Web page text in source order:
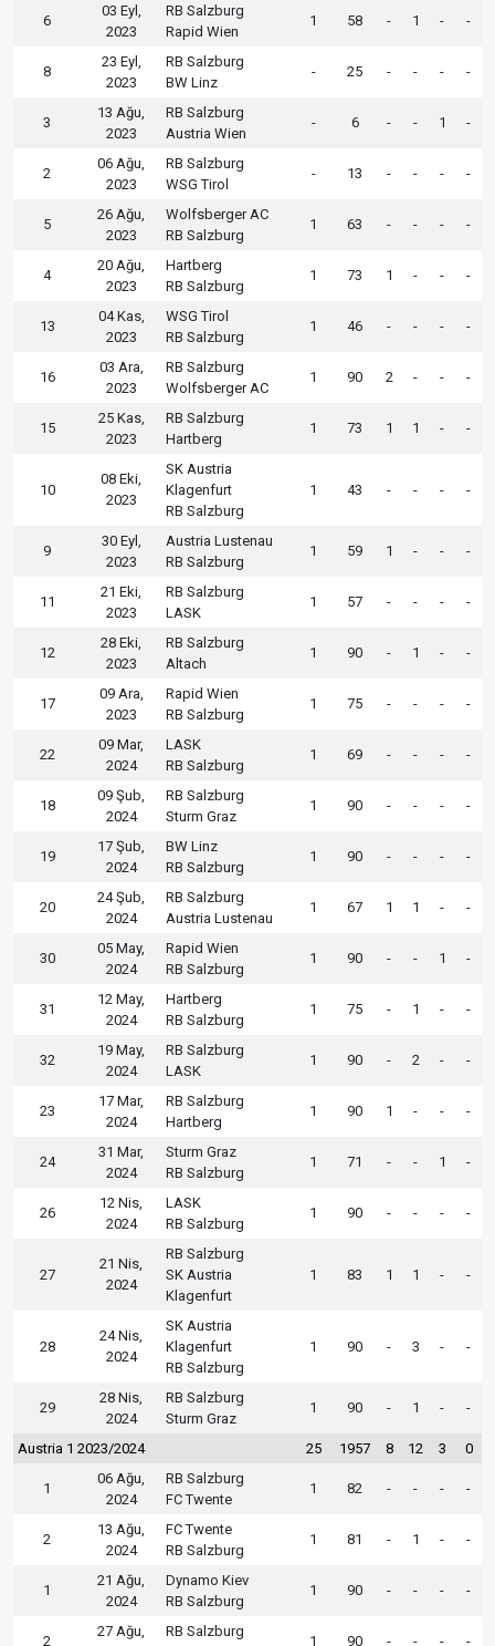
6
03 Eyl,
2023
RB Salzburg
Rapid Wien
1 58 - 1 - -
8
23 Eyl,
2023
RB Salzburg
BW Linz
- 25 - - - -
3
13 Ağu,
2023
RB Salzburg
Austria Wien
- 6 - - 1 -
2
06 Ağu,
2023
RB Salzburg
WSG Tirol
- 13 - - - -
5
26 Ağu,
2023
Wolfsberger AC
RB Salzburg
1 63 - - - -
4
20 Ağu,
2023
Hartberg
RB Salzburg
1 73 1 - - -
13
04 Kas,
2023
WSG Tirol
RB Salzburg
1 46 - - - -
16
03 Ara,
2023
RB Salzburg
Wolfsberger AC
1 90 2 - - -
15
25 Kas,
2023
RB Salzburg
Hartberg
1 73 1 1 - -
10
08 Eki,
2023
SK Austria
Klagenfurt
RB Salzburg
1 43 - - - -
9
30 Eyl,
2023
Austria Lustenau
RB Salzburg
1 59 1 - - -
11
21 Eki,
2023
RB Salzburg
LASK
1 57 - - - -
12
28 Eki,
2023
RB Salzburg
Altach
1 90 - 1 - -
17
09 Ara,
2023
Rapid Wien
RB Salzburg
1 75 - - - -
22
09 Mar,
2024
LASK
RB Salzburg
1 69 - - - -
18
09 Şub,
2024
RB Salzburg
Sturm Graz
1 90 - - - -
19
17 Şub,
2024
BW Linz
RB Salzburg
1 90 - - - -
20
24 Şub,
2024
RB Salzburg
Austria Lustenau
1 67 1 1 - -
30
05 May,
2024
Rapid Wien
RB Salzburg
1 90 - - 1 -
31
12 May,
2024
Hartberg
RB Salzburg
1 75 - 1 - -
32
19 May,
2024
RB Salzburg
LASK
1 90 - 2 - -
23
17 Mar,
2024
RB Salzburg
Hartberg
1 90 1 - - -
24
31 Mar,
2024
Sturm Graz
RB Salzburg
1 71 - - 1 -
26
12 Nis,
2024
LASK
RB Salzburg
1 90 - - - -
27
21 Nis,
2024
RB Salzburg
SK Austria
Klagenfurt
1 83 1 1 - -
28
24 Nis,
2024
SK Austria
Klagenfurt
RB Salzburg
1 90 - 3 - -
29
28 Nis,
2024
RB Salzburg
Sturm Graz
1 90 - 1 - -
Austria 1 2023/2024 25 1957 8 12 3 0
1
06 Ağu,
2024
RB Salzburg
FC Twente
1 82 - - - -
2
13 Ağu,
2024
FC Twente
RB Salzburg
1 81 - 1 - -
1
21 Ağu,
2024
Dynamo Kiev
RB Salzburg
1 90 - - - -
2
27 Ağu,
RB Salzburg
1 90 - - - -